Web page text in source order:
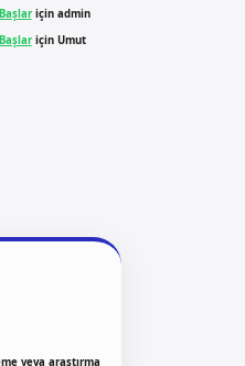
için admin
için Umut
veya araştırma